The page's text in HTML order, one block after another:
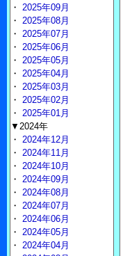
・ 2025年09月
・ 2025年08月
・ 2025年07月
・ 2025年06月
・ 2025年05月
・ 2025年04月
・ 2025年03月
・ 2025年02月
・ 2025年01月
▼2024年
・ 2024年12月
・ 2024年11月
・ 2024年10月
・ 2024年09月
・ 2024年08月
・ 2024年07月
・ 2024年06月
・ 2024年05月
・ 2024年04月